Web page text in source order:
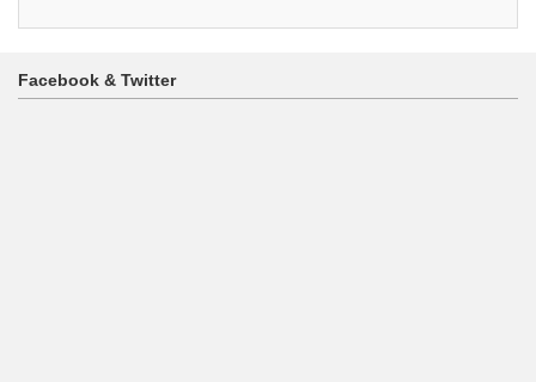
ー
Facebook & Twitter